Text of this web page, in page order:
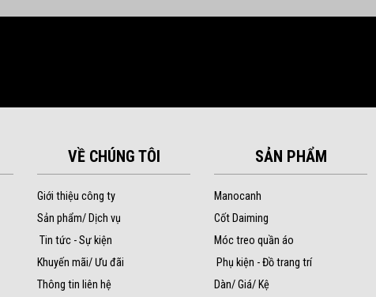
VỀ CHÚNG TÔI
Giới thiệu công ty
Sản phẩm/ Dịch vụ
Tin tức - Sự kiện
Khuyến mãi/ Ưu đãi
Thông tin liên hệ
SẢN PHẨM
Manocanh
Cốt Daiming
Móc treo quần áo
Phụ kiện - Đồ trang trí
Dàn/ Giá/ Kệ